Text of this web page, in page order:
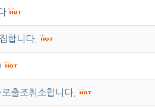
합니다.
출조취소합니다.